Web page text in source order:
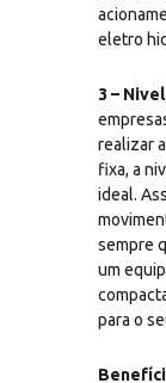
eletro
3 –
realizar
fixa, a
ideal.
sempre
um
para o